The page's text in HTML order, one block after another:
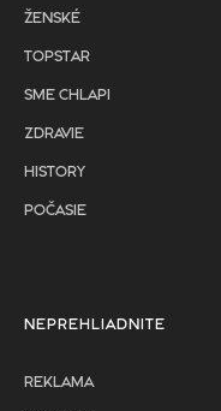
ŽENSKÉ
TOPSTAR
SME CHLAPI
ZDRAVIE
HISTORY
POČASIE
NEPREHLIADNITE
REKLAMA